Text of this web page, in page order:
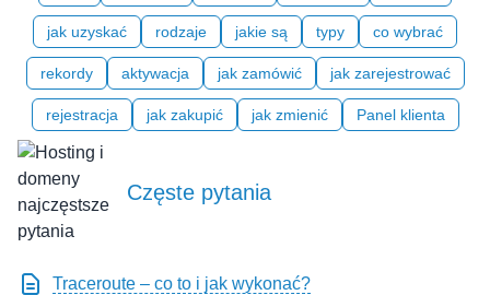
jak uzyskać rodzaje jakie są typy co wybrać
rekordy aktywacja jak zamówić jak zarejestrować
rejestracja jak zakupić jak zmienić Panel klienta
Częste pytania
Traceroute – co to i jak wykonać?